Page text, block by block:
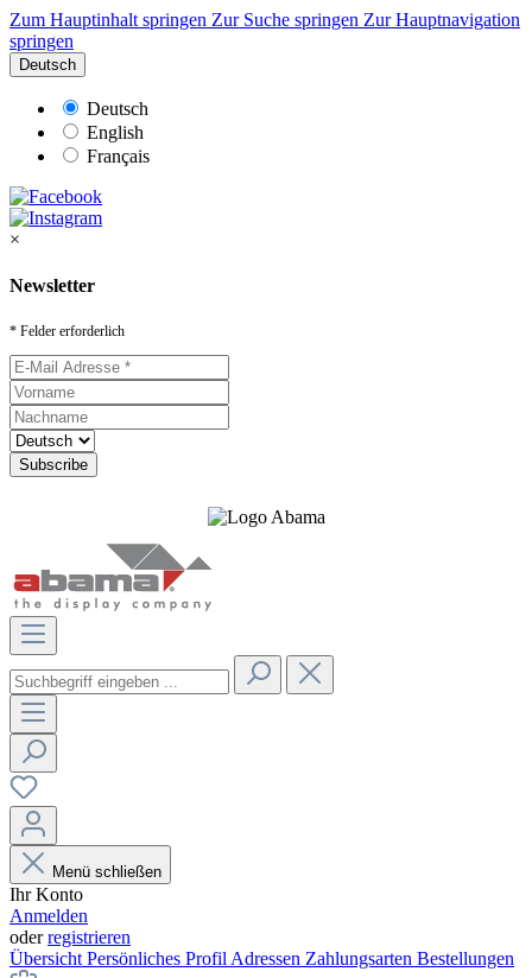
Zum Hauptinhalt springen Zur Suche springen Zur Hauptnavigation
springen
Deutsch
Deutsch
English
Français
×
Newsletter
* Felder erforderlich
Menü schließen
Ihr Konto
Anmelden
oderregistrieren
Übersicht Persönliches Profil Adressen Zahlungsarten Bestellungen